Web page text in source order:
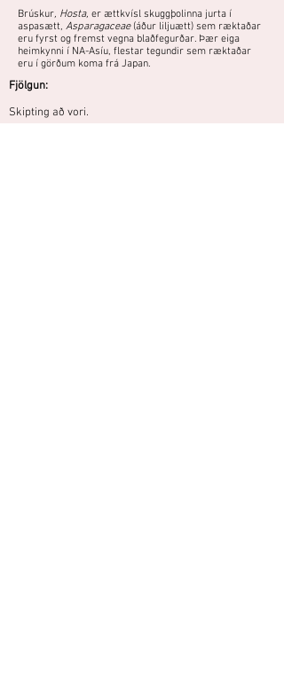
Brúskur, Hosta, er ættkvísl skuggþolinna jurta í
aspasætt, Asparagaceae(áður liljuætt) sem ræktaðar
eru fyrst og fremst vegna blaðfegurðar. Þær eiga
heimkynni í NA-Asíu, flestar tegundir sem ræktaðar
eru í görðum koma frá Japan.
Fjölgun:
Skipting að vori.